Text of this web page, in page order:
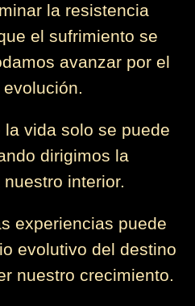
la resistencia
el sufrimiento se
avanzar por el
vida solo se puede
dirigimos la
interior.
experiencias puede
evolutivo del destino
nuestro crecimiento.